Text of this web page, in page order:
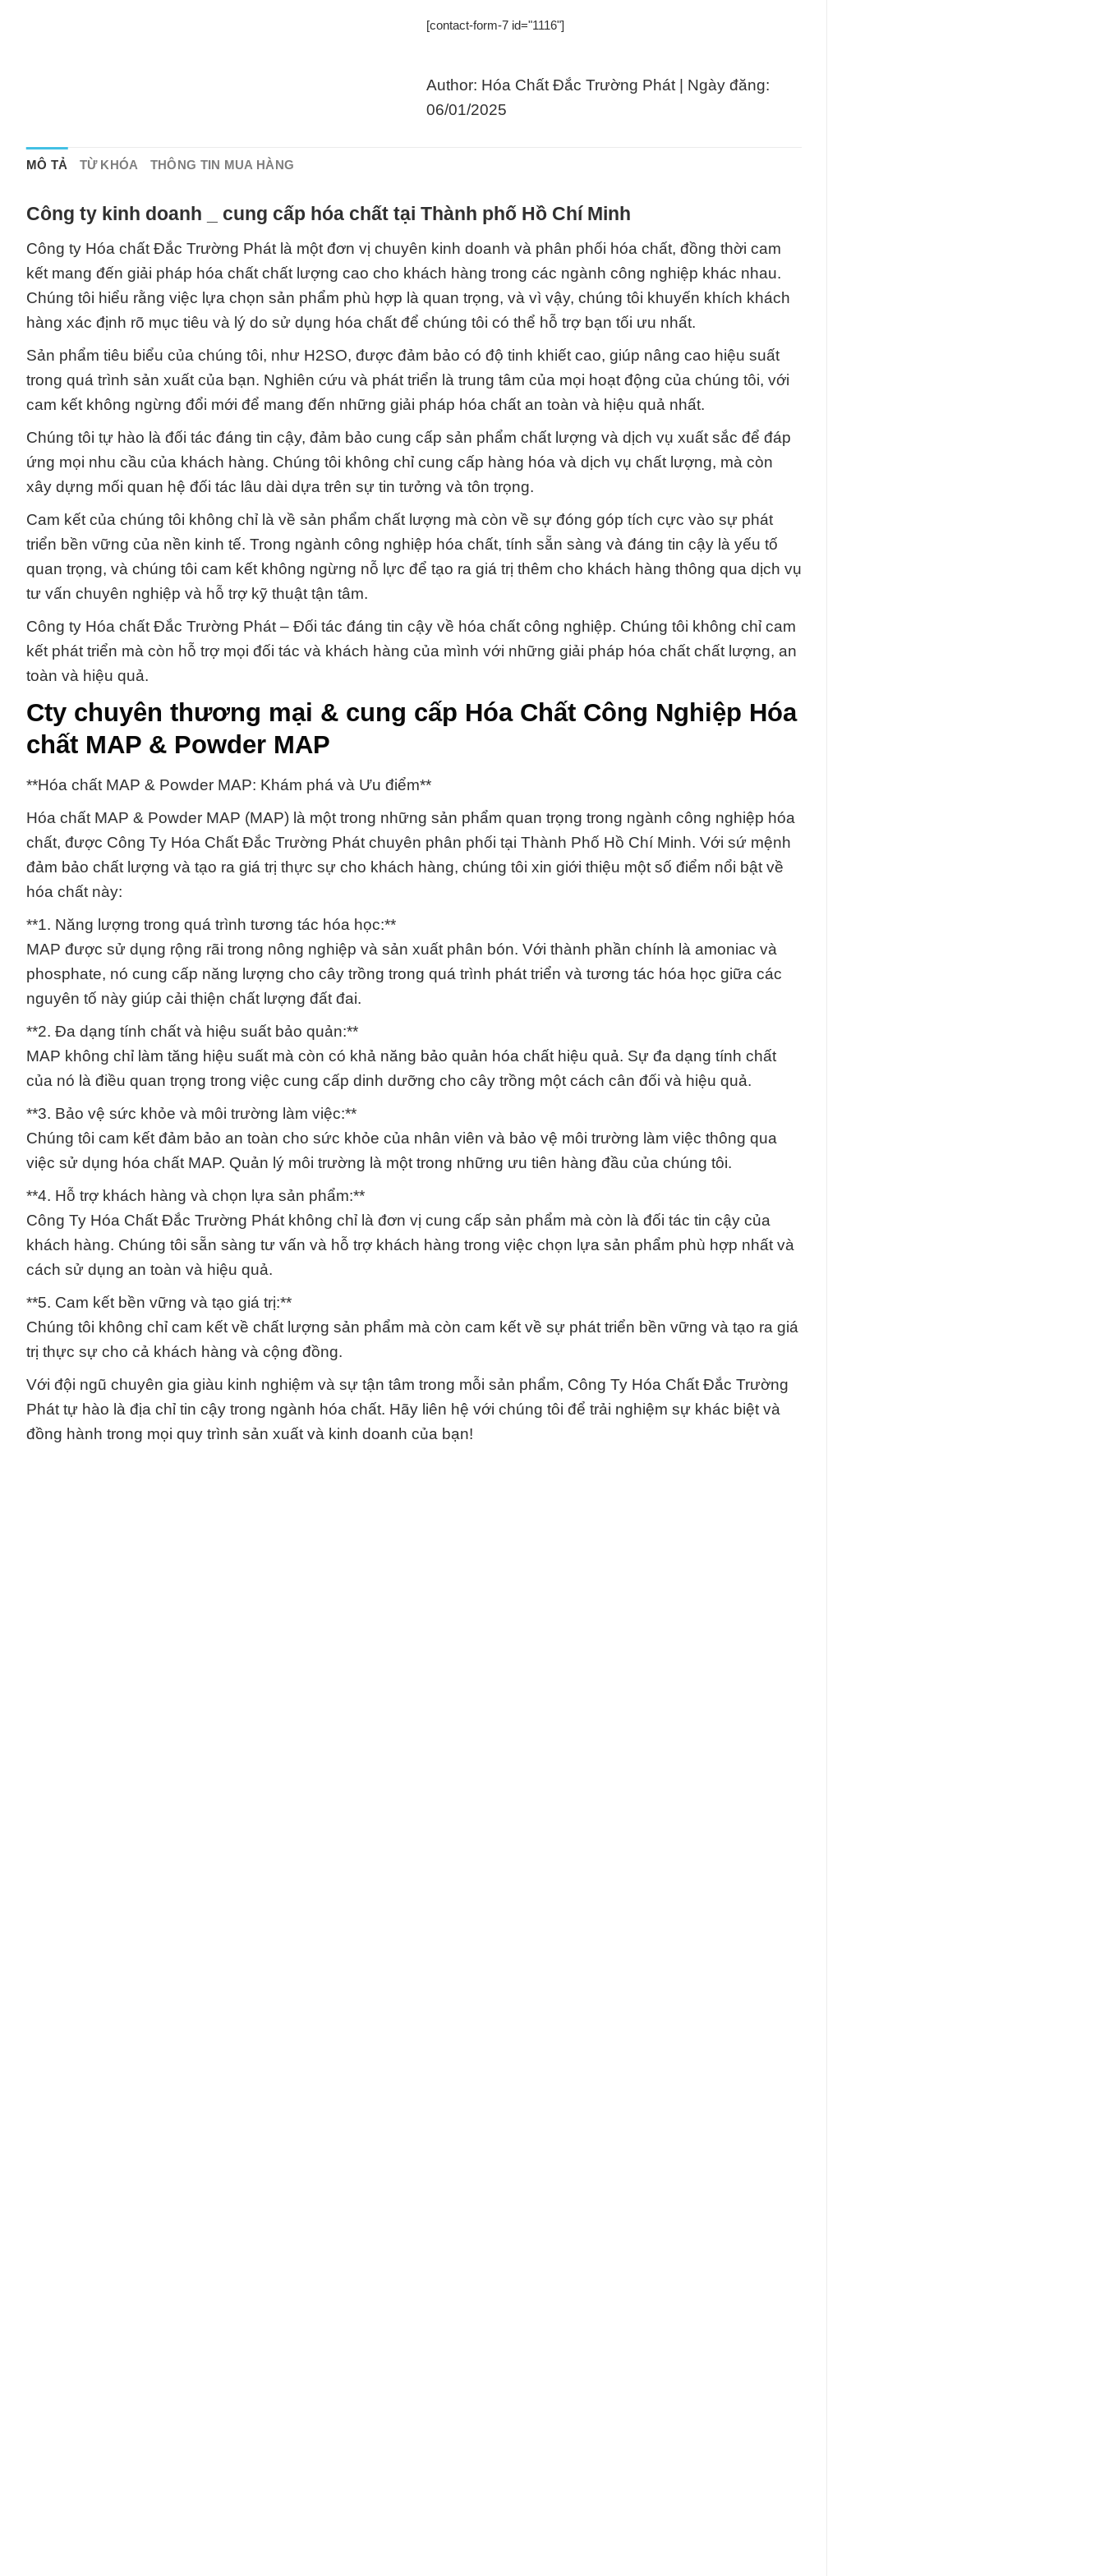
[contact-form-7 id="1116"]
Author: Hóa Chất Đắc Trường Phát | Ngày đăng:
06/01/2025
MÔ TẢ TỪ KHÓA THÔNG TIN MUA HÀNG
Công ty kinh doanh _ cung cấp hóa chất tại Thành phố Hồ Chí Minh
Công ty Hóa chất Đắc Trường Phát là một đơn vị chuyên kinh doanh và phân phối hóa chất, đồng thời cam
kết mang đến giải pháp hóa chất chất lượng cao cho khách hàng trong các ngành công nghiệp khác nhau.
Chúng tôi hiểu rằng việc lựa chọn sản phẩm phù hợp là quan trọng, và vì vậy, chúng tôi khuyến khích khách
hàng xác định rõ mục tiêu và lý do sử dụng hóa chất để chúng tôi có thể hỗ trợ bạn tối ưu nhất.
Sản phẩm tiêu biểu của chúng tôi, như H2SO, được đảm bảo có độ tinh khiết cao, giúp nâng cao hiệu suất
trong quá trình sản xuất của bạn. Nghiên cứu và phát triển là trung tâm của mọi hoạt động của chúng tôi, với
cam kết không ngừng đổi mới để mang đến những giải pháp hóa chất an toàn và hiệu quả nhất.
Chúng tôi tự hào là đối tác đáng tin cậy, đảm bảo cung cấp sản phẩm chất lượng và dịch vụ xuất sắc để đáp
ứng mọi nhu cầu của khách hàng. Chúng tôi không chỉ cung cấp hàng hóa và dịch vụ chất lượng, mà còn
xây dựng mối quan hệ đối tác lâu dài dựa trên sự tin tưởng và tôn trọng.
Cam kết của chúng tôi không chỉ là về sản phẩm chất lượng mà còn về sự đóng góp tích cực vào sự phát
triển bền vững của nền kinh tế. Trong ngành công nghiệp hóa chất, tính sẵn sàng và đáng tin cậy là yếu tố
quan trọng, và chúng tôi cam kết không ngừng nỗ lực để tạo ra giá trị thêm cho khách hàng thông qua dịch vụ
tư vấn chuyên nghiệp và hỗ trợ kỹ thuật tận tâm.
Công ty Hóa chất Đắc Trường Phát – Đối tác đáng tin cậy về hóa chất công nghiệp. Chúng tôi không chỉ cam
kết phát triển mà còn hỗ trợ mọi đối tác và khách hàng của mình với những giải pháp hóa chất chất lượng, an
toàn và hiệu quả.
Cty chuyên thương mại & cung cấp Hóa Chất Công Nghiệp Hóa
chất MAP & Powder MAP
**Hóa chất MAP & Powder MAP: Khám phá và Ưu điểm**
Hóa chất MAP & Powder MAP (MAP) là một trong những sản phẩm quan trọng trong ngành công nghiệp hóa
chất, được Công Ty Hóa Chất Đắc Trường Phát chuyên phân phối tại Thành Phố Hồ Chí Minh. Với sứ mệnh
đảm bảo chất lượng và tạo ra giá trị thực sự cho khách hàng, chúng tôi xin giới thiệu một số điểm nổi bật về
hóa chất này:
**1. Năng lượng trong quá trình tương tác hóa học:**
MAP được sử dụng rộng rãi trong nông nghiệp và sản xuất phân bón. Với thành phần chính là amoniac và
phosphate, nó cung cấp năng lượng cho cây trồng trong quá trình phát triển và tương tác hóa học giữa các
nguyên tố này giúp cải thiện chất lượng đất đai.
**2. Đa dạng tính chất và hiệu suất bảo quản:**
MAP không chỉ làm tăng hiệu suất mà còn có khả năng bảo quản hóa chất hiệu quả. Sự đa dạng tính chất
của nó là điều quan trọng trong việc cung cấp dinh dưỡng cho cây trồng một cách cân đối và hiệu quả.
**3. Bảo vệ sức khỏe và môi trường làm việc:**
Chúng tôi cam kết đảm bảo an toàn cho sức khỏe của nhân viên và bảo vệ môi trường làm việc thông qua
việc sử dụng hóa chất MAP. Quản lý môi trường là một trong những ưu tiên hàng đầu của chúng tôi.
**4. Hỗ trợ khách hàng và chọn lựa sản phẩm:**
Công Ty Hóa Chất Đắc Trường Phát không chỉ là đơn vị cung cấp sản phẩm mà còn là đối tác tin cậy của
khách hàng. Chúng tôi sẵn sàng tư vấn và hỗ trợ khách hàng trong việc chọn lựa sản phẩm phù hợp nhất và
cách sử dụng an toàn và hiệu quả.
**5. Cam kết bền vững và tạo giá trị:**
Chúng tôi không chỉ cam kết về chất lượng sản phẩm mà còn cam kết về sự phát triển bền vững và tạo ra giá
trị thực sự cho cả khách hàng và cộng đồng.
Với đội ngũ chuyên gia giàu kinh nghiệm và sự tận tâm trong mỗi sản phẩm, Công Ty Hóa Chất Đắc Trường
Phát tự hào là địa chỉ tin cậy trong ngành hóa chất. Hãy liên hệ với chúng tôi để trải nghiệm sự khác biệt và
đồng hành trong mọi quy trình sản xuất và kinh doanh của bạn!